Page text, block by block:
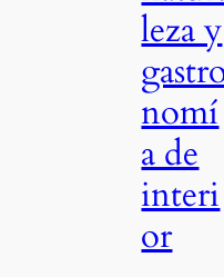
leza y
nomí
a de
interi
or